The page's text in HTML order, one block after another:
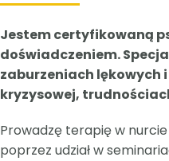
Jestem certyfikowaną
doświadczeniem.
zaburzeniach lękowych
kryzysowej,
Prowadzę terapię w nurcie
poprzez udział w